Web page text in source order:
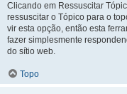
Clicando em Ressuscitar
ressuscitar o Tópico para o
vir esta opção, então esta
fazer simplesmente
do sítio web.
Topo